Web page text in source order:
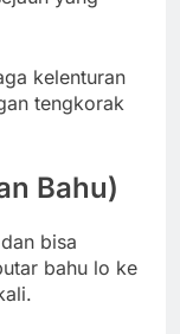
kelenturan
tengkorak
Bahu)
bisa
bahu lo ke